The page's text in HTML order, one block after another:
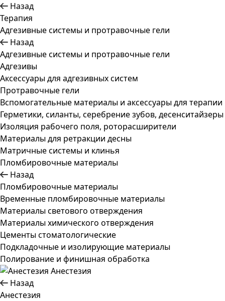
Назад
Терапия
Адгезивные системы и протравочные гели
Назад
Адгезивные системы и протравочные гели
Адгезивы
Аксессуары для адгезивных систем
Протравочные гели
Вспомогательные материалы и аксессуары для терапии
Герметики, силанты, серебрение зубов, десенситайзеры
Изоляция рабочего поля, роторасширители
Материалы для ретракции десны
Матричные системы и клинья
Пломбировочные материалы
Назад
Пломбировочные материалы
Временные пломбировочные материалы
Материалы светового отверждения
Материалы химического отверждения
Цементы стоматологические
Подкладочные и изолирующие материалы
Полирование и финишная обработка
Анестезия
Назад
Анестезия